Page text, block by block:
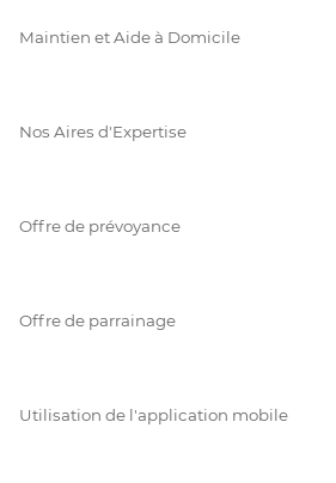
Maintien et Aide à Domicile
Nos Aires d'Expertise
Offre de prévoyance
Offre de parrainage
Utilisation de l'application mobile